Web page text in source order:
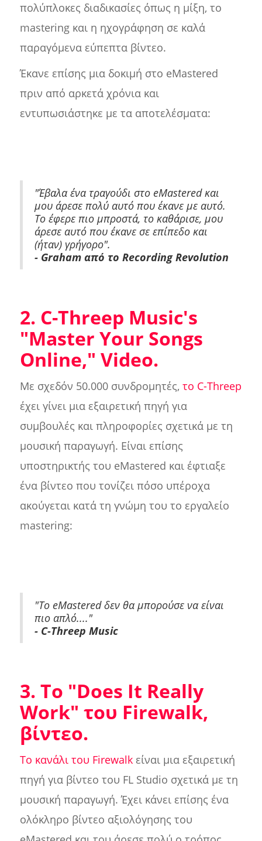
πολύπλοκες διαδικασίες όπως η μίξη, το
mastering και η ηχογράφηση σε καλά
παραγόμενα εύπεπτα βίντεο.
Έκανε επίσης μια δοκιμή στο eMastered
πριν από αρκετά χρόνια και
εντυπωσιάστηκε με τα αποτελέσματα:
"Έβαλα ένα τραγούδι στο eMastered και
μου άρεσε πολύ αυτό που έκανε με αυτό.
Το έφερε πιο μπροστά, το καθάρισε, μου
άρεσε αυτό που έκανε σε επίπεδο και
(ήταν) γρήγορο".
- Graham από το Recording Revolution
2. C-Threep Music's
"Master Your Songs
Online," Video.
Με σχεδόν 50.000 συνδρομητές, το C-Threep
έχει γίνει μια εξαιρετική πηγή για
συμβουλές και πληροφορίες σχετικά με τη
μουσική παραγωγή. Είναι επίσης
υποστηρικτής του eMastered και έφτιαξε
ένα βίντεο που τονίζει πόσο υπέροχα
ακούγεται κατά τη γνώμη του το εργαλείο
mastering:
"Το eMastered δεν θα μπορούσε να είναι
πιο απλό...."
- C-Threep Music
3. Το "Does It Really
Work" του Firewalk,
βίντεο.
Το κανάλι του Firewalkείναι μια εξαιρετική
πηγή για βίντεο του FL Studio σχετικά με τη
μουσική παραγωγή. Έχει κάνει επίσης ένα
ολόκληρο βίντεο αξιολόγησης του